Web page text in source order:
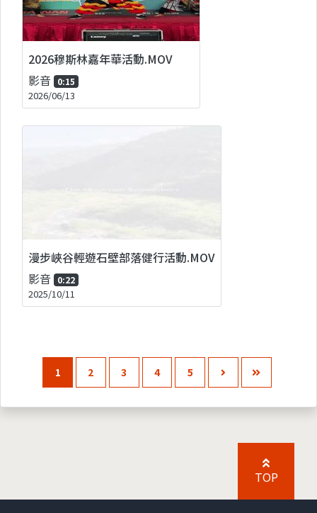
2026穆斯林嘉年華活動.MOV
影音 0:15
2026/06/13
漫步峽谷輕遊石壁部落健行活動.MOV
影音 0:22
2025/10/11
1 2 3 4 5
TOP